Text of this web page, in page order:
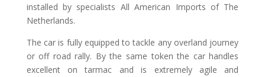
installed by specialists All American Imports of The
Netherlands.
The car is fully equipped to tackle any overland journey
or off road rally. By the same token the car handles
excellent on tarmac and is extremely agile and